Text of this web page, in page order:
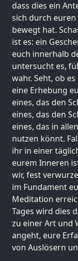
dass dies ein
sich durch
bewegt hat.
ist es: ein
euch innerhalb
untersucht es,
wahr. Seht, ob
eine Erhebung
eines, das den
eines, das den
eines, das in
nutzen könnt.
ihr in einer
eurem Inneren
wir, fest
im Fundament
Meditation
Tages wird dies
zu einer Art und
angeht, eure
von Auslösern